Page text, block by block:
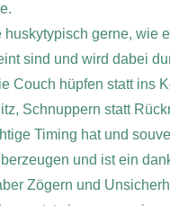
huskytypisch gerne, wie
sind und wird dabei
Couch hüpfen statt ins
Schnuppern statt
Timing hat und
und ist ein
Zögern und